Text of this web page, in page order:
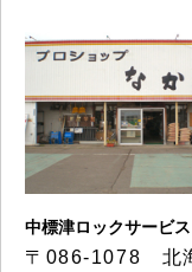
中標津ロックサービス
〒086-1078 北